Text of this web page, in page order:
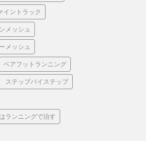
イントラック
メッシュ
メッシュ
ベアフットランニング
ステップバイステップ
ランニングで治す